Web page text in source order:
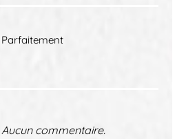
Parfaitement
Aucun commentaire.